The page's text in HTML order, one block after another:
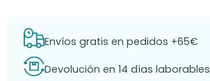
Envíos gratis en pedidos +65€
Devolución en 14 días laborables